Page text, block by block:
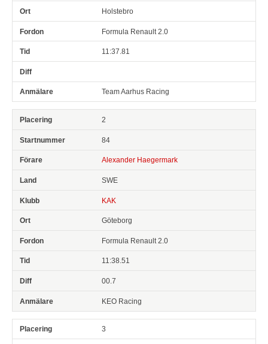
Holstebro
Formula Renault 2.0
11:37.81
Team Aarhus Racing
2
84
Alexander Haegermark
SWE
KAK
Göteborg
Formula Renault 2.0
11:38.51
00.7
KEO Racing
3